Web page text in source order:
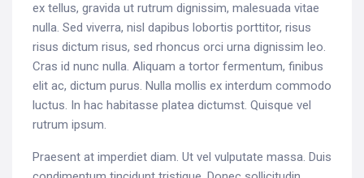
ex tellus, gravida ut rutrum dignissim, malesuada vitae
nulla. Sed viverra, nisl dapibus lobortis porttitor, risus
risus dictum risus, sed rhoncus orci urna dignissim leo.
Cras id nunc nulla. Aliquam a tortor fermentum, finibus
elit ac, dictum purus. Nulla mollis ex interdum commodo
luctus. In hac habitasse platea dictumst. Quisque vel
rutrum ipsum.
Praesent at imperdiet diam. Ut vel vulputate massa. Duis